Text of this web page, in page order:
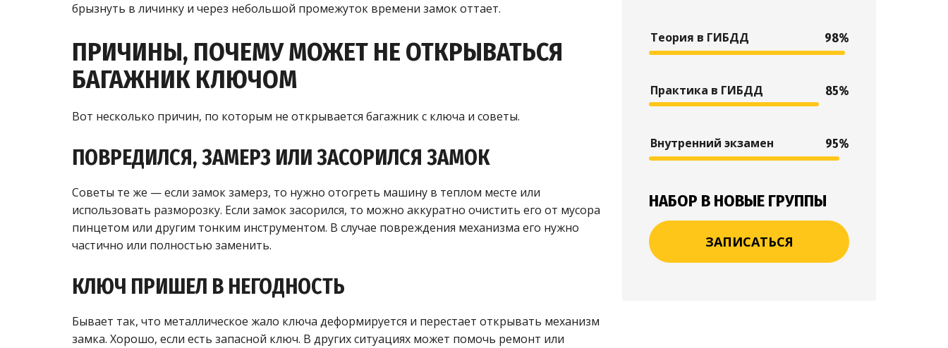
брызнуть в личинку и через небольшой промежуток времени замок оттает.
ПРИЧИНЫ, ПОЧЕМУ МОЖЕТ НЕ ОТКРЫВАТЬСЯ
БАГАЖНИК КЛЮЧОМ
Вот несколько причин, по которым не открывается багажник с ключа и советы.
ПОВРЕДИЛСЯ, ЗАМЕРЗ ИЛИ ЗАСОРИЛСЯ ЗАМОК
Советы те же — если замок замерз, то нужно отогреть машину в теплом месте или
использовать разморозку. Если замок засорился, то можно аккуратно очистить его от мусора
пинцетом или другим тонким инструментом. В случае повреждения механизма его нужно
частично или полностью заменить.
КЛЮЧ ПРИШЕЛ В НЕГОДНОСТЬ
Бывает так, что металлическое жало ключа деформируется и перестает открывать механизм
замка. Хорошо, если есть запасной ключ. В других ситуациях может помочь ремонт или
Теория в ГИБДД 98%
Практика в ГИБДД 85%
Внутренний экзамен 95%
НАБОР В НОВЫЕ ГРУППЫ
ЗАПИСАТЬСЯ